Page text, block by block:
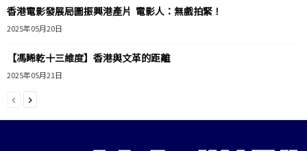
香港電影發展局圖振興港產片 電影人：無戲拍緊！
2025年05月20日
【馮睎乾十三維度】香港與文革的距離
2025年05月21日